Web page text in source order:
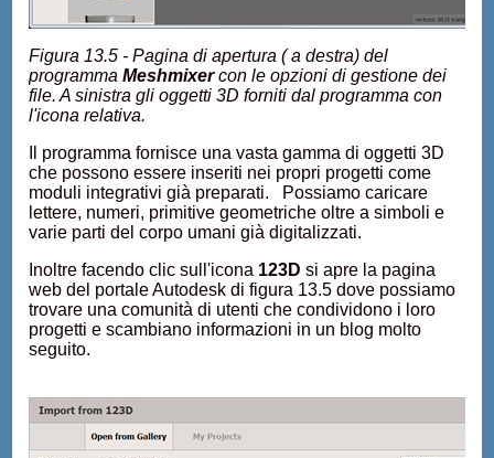
Figura 13.5 - Pagina di apertura ( a destra) del
programmaMeshmixercon le opzioni di gestione dei
file. A sinistra gli oggetti 3D forniti dal programma con
l'icona relativa.
Il programma fornisce una vasta gamma di oggetti 3D
che possono essere inseriti nei propri progetti come
moduli integrativi già preparati. Possiamo caricare
lettere, numeri, primitive geometriche oltre a simboli e
varie parti del corpo umani già digitalizzati.
Inoltre facendo clic sull'icona 123D si apre la pagina
web del portale Autodesk di figura 13.5 dove possiamo
trovare una comunità di utenti che condividono i loro
progetti e scambiano informazioni in un blog molto
seguito.